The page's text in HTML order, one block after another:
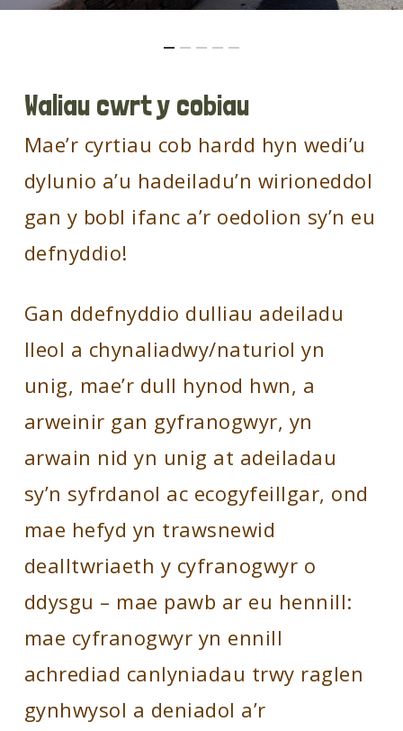
Waliau cwrt y cobiau
Mae’r cyrtiau cob hardd hyn wedi’u
dylunio a’u hadeiladu’n wirioneddol
gan y bobl ifanc a’r oedolion sy’n eu
defnyddio!
Gan ddefnyddio dulliau adeiladu
lleol a chynaliadwy/naturiol yn
unig, mae’r dull hynod hwn, a
arweinir gan gyfranogwyr, yn
arwain nid yn unig at adeiladau
sy’n syfrdanol ac ecogyfeillgar, ond
mae hefyd yn trawsnewid
dealltwriaeth y cyfranogwyr o
ddysgu – mae pawb ar eu hennill:
mae cyfranogwyr yn ennill
achrediad canlyniadau trwy raglen
gynhwysol a deniadol a’r